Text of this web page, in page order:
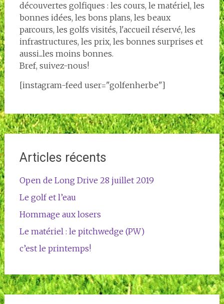
découvertes golfiques : les cours, le matériel, les
bonnes idées, les bons plans, les beaux
parcours, les golfs visités, l'accueil réservé, les
infrastructures, les prix, les bonnes surprises et
aussi...les moins bonnes.
Bref, suivez-nous!
[instagram-feed user="golfenherbe"]
Articles récents
Open de Long Drive 28 juillet 2019
Le golf et l’eau
Hommage aux losers
Le matériel : le pitchwedge (PW)
c’est le printemps!